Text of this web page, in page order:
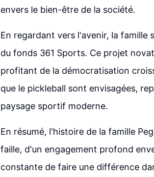
envers le bien-être de la société.
En regardant vers l'avenir, la famille
du fonds 361 Sports. Ce projet
profitant de la démocratisation
que le pickleball sont envisagées,
paysage sportif moderne.
En résumé, l'histoire de la famille
faille, d'un engagement profond
constante de faire une différence